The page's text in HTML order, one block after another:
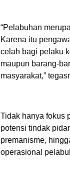
“Pelabuhan
Karena itu
celah bagi pelaku
maupun barang-
masyarakat,”
Tidak hanya fokus
potensi tindak
premanisme,
operasional